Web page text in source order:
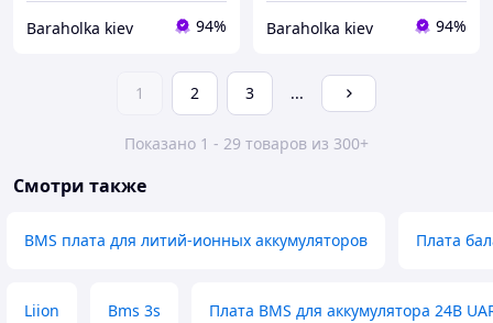
Baraholka kiev 94% Baraholka kiev 94%
1 2 3 ...
Показано 1 - 29 товаров из 300+
Смотри также
BMS плата для литий-ионных аккумуляторов Плата
Liion Bms 3s Плата BMS для аккумулятора 24В